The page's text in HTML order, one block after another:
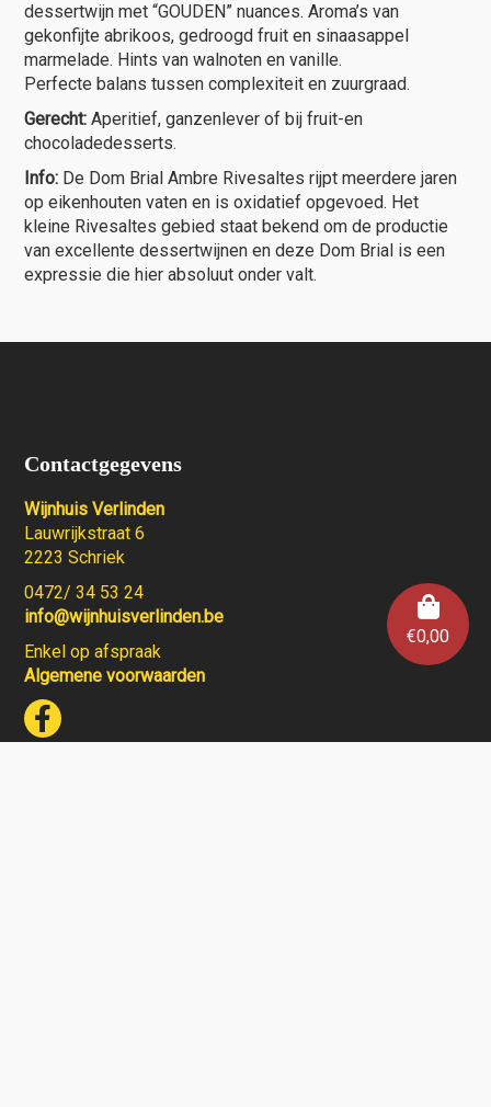
€0,00
dessertwijn met “GOUDEN” nuances. Aroma’s van
gekonfijte abrikoos, gedroogd fruit en sinaasappel
marmelade. Hints van walnoten en vanille.
Perfecte balans tussen complexiteit en zuurgraad.
Gerecht: Aperitief, ganzenlever of bij fruit-en
chocoladedesserts.
Info: De Dom Brial Ambre Rivesaltes rijpt meerdere jaren
op eikenhouten vaten en is oxidatief opgevoed. Het
kleine Rivesaltes gebied staat bekend om de productie
van excellente dessertwijnen en deze Dom Brial is een
expressie die hier absoluut onder valt.
Contactgegevens
Wijnhuis Verlinden
Lauwrijkstraat 6
2223 Schriek
0472/ 34 53 24
info@wijnhuisverlinden.be
Enkel op afspraak
Algemene voorwaarden